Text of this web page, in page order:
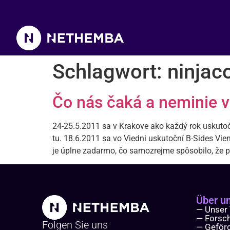
Schlagwort:
Čo nás čaká a neminie
24-25.5.2011 sa v Krakove ako každý rok
tu. 18.6.2011 sa vo Viedni uskutoční B-Sides
je úplne zadarmo, čo samozrejme spôsobilo, že
Folgen Sie uns
Über
— Unser
—
—